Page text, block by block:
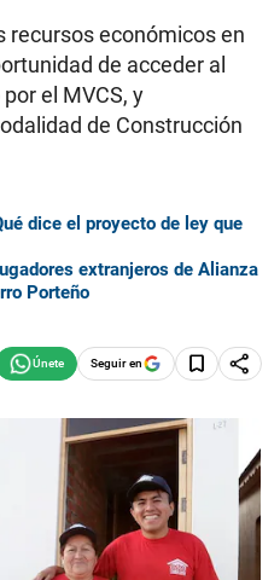
recursos económicos en
de acceder al
el MVCS, y
de Construcción
dice el proyecto de ley que
extranjeros de Alianza
Porteño
Seguir en